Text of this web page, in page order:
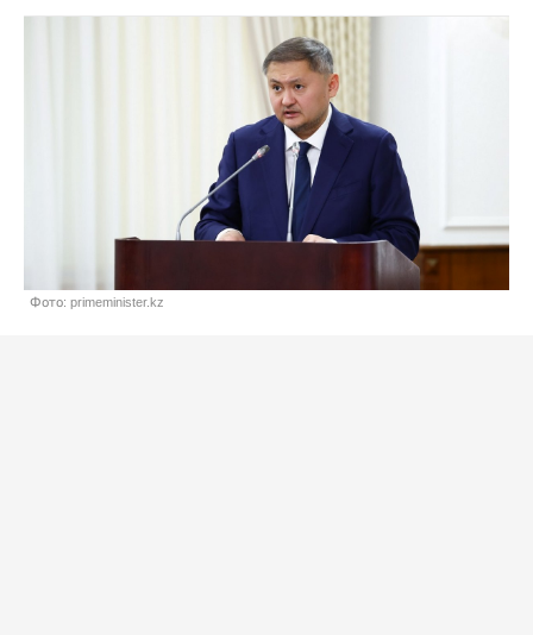
Фото: primeminister.kz